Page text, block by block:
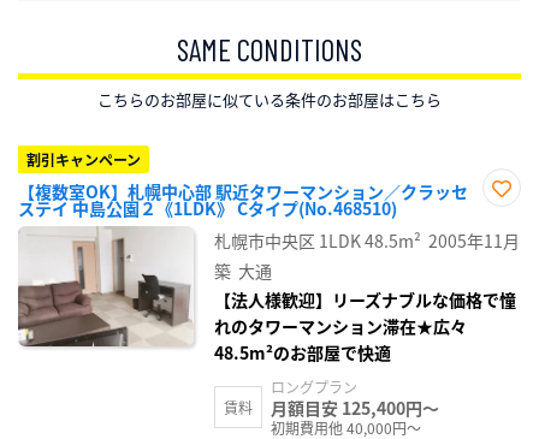
SAME CONDITIONS
こちらのお部屋に似ている条件のお部屋はこちら
割引キャンペーン
【複数室OK】札幌中心部 駅近タワーマンション／クラッセ
ステイ 中島公園２《1LDK》 Cタイプ(No.468510)
に入
り登
札幌市中央区 1LDK48.5m² 2005年11月
築 大通
【法人様歓迎】リーズナブルな価格で憧
れのタワーマンション滞在★広々
48.5m²のお部屋で快適
賃料
ロングプラン
月額目安 125,400円～
初期費用他 40,000円～